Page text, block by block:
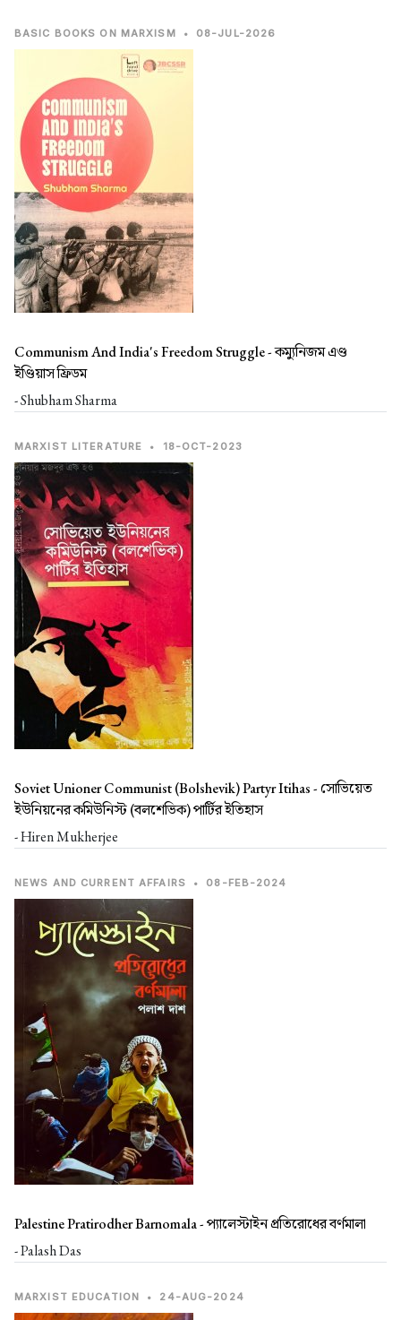
BASIC BOOKS ON MARXISM • 08-JUL-2026
Communism And India's Freedom Struggle -কম্যুনিজম এণ্ড
ইণ্ডিয়াস ফ্রিডম
- Shubham Sharma
MARXIST LITERATURE • 18-OCT-2023
Soviet Unioner Communist (Bolshevik) Partyr Itihas -সোভিয়েত
ইউনিয়নের কমিউনিস্ট (বলশেভিক) পার্টির ইতিহাস
- Hiren Mukherjee
NEWS AND CURRENT AFFAIRS • 08-FEB-2024
Palestine Pratirodher Barnomala -প্যালেস্টাইন প্রতিরোধের বর্ণমালা
- Palash Das
MARXIST EDUCATION • 24-AUG-2024